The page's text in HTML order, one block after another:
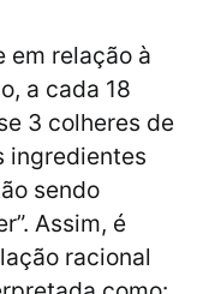
em relação à
a cada 18
3 colheres de
ingredientes
sendo
Assim, é
racional